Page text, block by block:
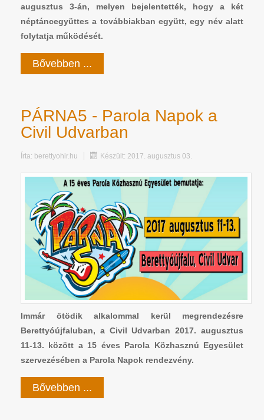
augusztus 3-án, melyen bejelentették, hogy a két
néptáncegyüttes a továbbiakban együtt, egy név alatt
folytatja működését.
Bővebben ...
PÁRNA5 - Parola Napok a
Civil Udvarban
Írta: berettyohir.hu Készült: 2017. augusztus 03.
Immár ötödik alkalommal kerül megrendezésre
Berettyóújfaluban, a Civil Udvarban 2017. augusztus
11-13. között a 15 éves Parola Közhasznú Egyesület
szervezésében a Parola Napok rendezvény.
Bővebben ...